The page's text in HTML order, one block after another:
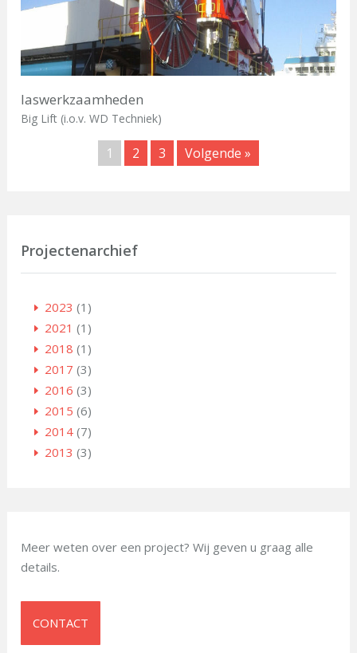
laswerkzaamheden
Big Lift (i.o.v. WD Techniek)
1 2 3 Volgende »
Projectenarchief
2023 (1)
2021 (1)
2018 (1)
2017 (3)
2016 (3)
2015 (6)
2014 (7)
2013 (3)
Meer weten over een project? Wij geven u graag alle
details.
CONTACT